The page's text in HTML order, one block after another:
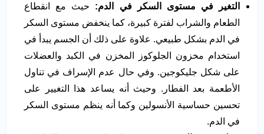
التغير في مستوى السكر في الدم: حيث مع انقطاع
الطعام والشراب لفترة كبيرة، كما ينخفض مستوى السكر
في الدم بشكل طبيعي. علاوة على ذلك أن الجسم يبدأ في
استخدام مخزون الجلوكوز المخزن في الكبد والعضلات
على شكل جليكوجين. وفي حال عدم الإسراف في تناول
الأطعمة بعد الفطار. وحيث أنه يساعد هذا التغيير على
تحسين حساسية الأنسولين وكما أنه ينظم مستوى السكر
في الدم.